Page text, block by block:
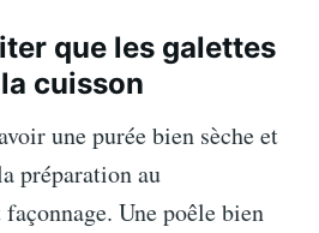
que les galettes
cuisson
une purée bien sèche et
préparation au
Une poêle bien